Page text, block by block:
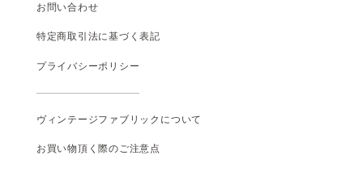
お問い合わせ
特定商取引法に基づく表記
プライバシーポリシー
ヴィンテージファブリックについて
お買い物頂く際のご注意点